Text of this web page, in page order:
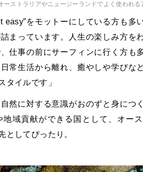
ーストラリアやニュージーランドでよく使われる
easy”をモットーにしている方も多
まっています。人生の楽しみ方を
仕事の前にサーフィンに行く方も
常生活から離れ、癒やしや学びな
タイルです」
然に対する意識がおのずと身につ
域貢献ができる国として、オー
としてぴったり。